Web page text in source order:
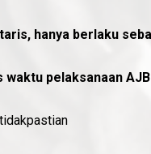
hanya berlaku
waktu pelaksanaan AJB